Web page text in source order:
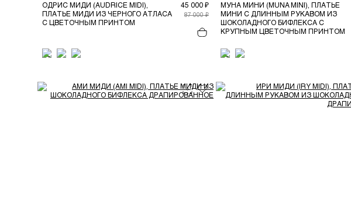
ОДРИС МИДИ (AUDRICE MIDI),
ПЛАТЬЕ МИДИ ИЗ ЧЕРНОГО АТЛАСА
С ЦВЕТОЧНЫМ ПРИНТОМ
45 000 ₽
87 000 ₽
МУНА МИНИ (MUNA MINI), ПЛАТЬЕ
МИНИ С ДЛИННЫМ РУКАВОМ ИЗ
ШОКОЛАДНОГО БИФЛЕКСА С
КРУПНЫМ ЦВЕТОЧНЫМ ПРИНТОМ